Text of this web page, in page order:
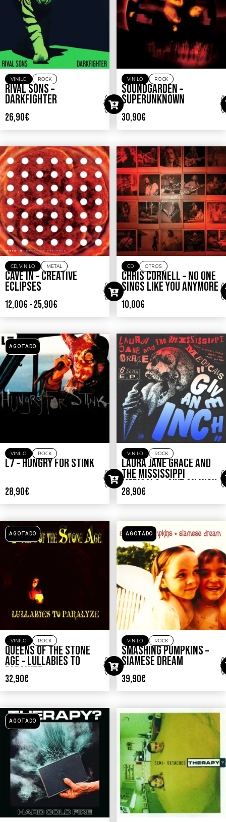
VINILO ROCK
RIVAL SONS –
DARKFIGHTER
26,90€
VINILO ROCK
SOUNDGARDEN –
SUPERUNKNOWN
30,90€
CD, VINILO METAL
CAVE IN – CREATIVE
ECLIPSES
12,00€ - 25,90€
CD OTROS
CHRIS CORNELL – NO ONE
SINGS LIKE YOU ANYMORE
10,00€
AGOTADO
VINILO ROCK
L7 – HUNGRY FOR STINK
28,90€
VINILO ROCK
LAURA JANE GRACE AND
THE MISSISSIPPI
MEDICALS – GIVE AN INCH
28,90€
AGOTADO
VINILO ROCK
QUEENS OF THE STONE
AGE – LULLABIES TO
PARALYZE
32,90€
AGOTADO
VINILO ROCK
SMASHING PUMPKINS –
SIAMESE DREAM
39,90€
AGOTADO